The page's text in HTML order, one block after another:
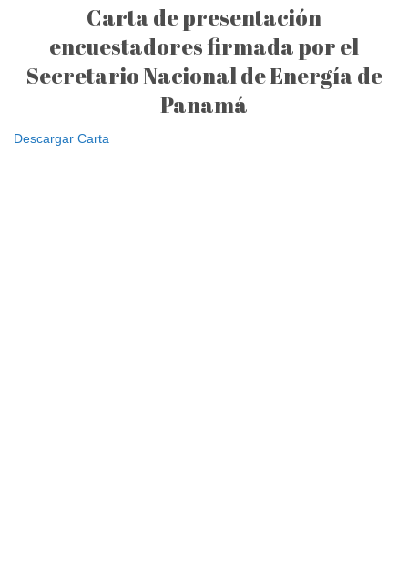
Carta de presentación
encuestadores firmada por el
Secretario Nacional de Energía de
Panamá
Descargar Carta